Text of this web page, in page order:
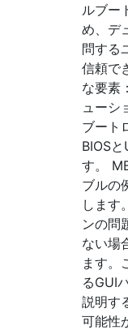
ルブー
め、デ
問する
信頼で
な要素
ューシ
ブート
BIOS
す。
ブルの
します
ンの問
ない場
ます。
るGUI
説明す
可能性